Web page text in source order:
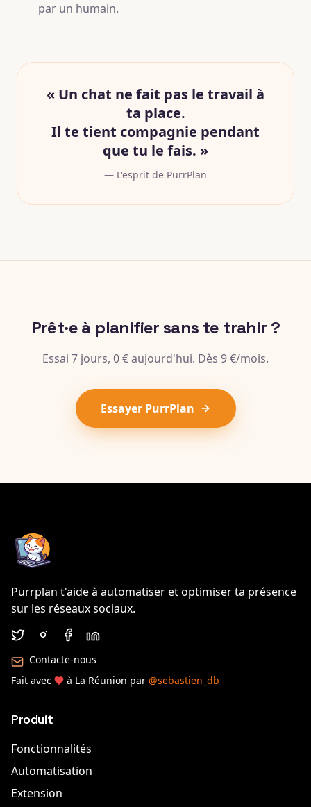
par un humain.
« Un chat ne fait pas le travail à
ta place.
Il te tient compagnie pendant
que tu le fais. »
— L'esprit de PurrPlan
Prêt·e à planifier sans te trahir ?
Essai 7 jours, 0 € aujourd'hui. Dès 9 €/mois.
Essayer PurrPlan
Purrplan t'aide à automatiser et optimiser ta présence
sur les réseaux sociaux.
Contacte-nous
Fait avec
à La Réunion par @sebastien_db
Produit
Fonctionnalités
Automatisation
Extension